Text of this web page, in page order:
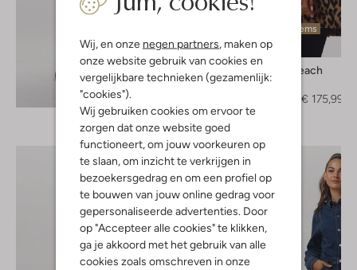
Wij, en onze negen partners, maken op
onze website gebruik van cookies en
vergelijkbare technieken (gezamenlijk:
"cookies").
Wij gebruiken cookies om ervoor te
zorgen dat onze website goed
functioneert, om jouw voorkeuren op
te slaan, om inzicht te verkrijgen in
bezoekersgedrag en om een profiel op
te bouwen van jouw online gedrag voor
gepersonaliseerde advertenties. Door
op "Accepteer alle cookies" te klikken,
ga je akkoord met het gebruik van alle
cookies zoals omschreven in onze
Ontdek de look
Laatste items
-20%
Silvian Heach
Mantel
€ 175,99